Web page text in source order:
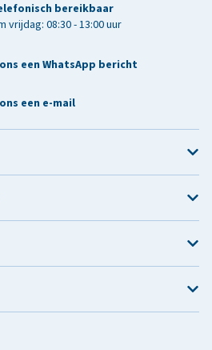
bereikbaar
vrijdag: 08:30 - 13:00 uur
een WhatsApp bericht
een e-mail